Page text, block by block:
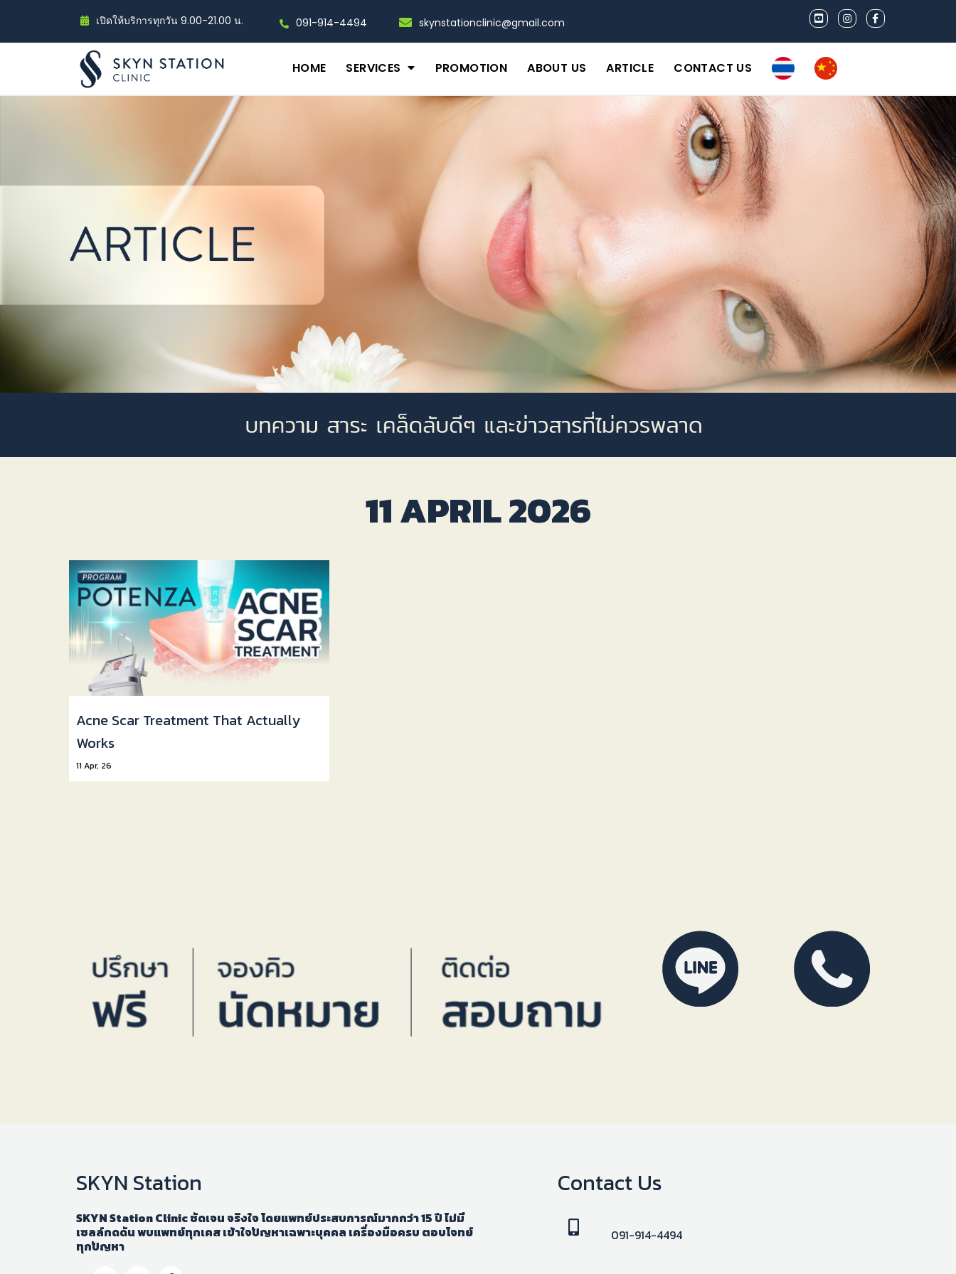
เปิดให้บริการทุกวัน 9.00-21.00 น. 091-914-4494 skynstationclinic@gmail.com
HOME SERVICES PROMOTION ABOUT US ARTICLE CONTACT US
11 APRIL 2026
Acne Scar Treatment That Actually
Works
11 Apr, 26
SKYN Station
SKYN Station Clinic ชัดเจน จริงใจ โดยแพทย์ประสบการณ์มากกว่า 15 ปี ไม่มี
เซลล์กดดัน พบแพทย์ทุกเคส เข้าใจปัญหาเฉพาะบุคคล เครื่องมือครบ ตอบโจทย์
ทุกปัญหา
Contact Us
091-914-4494